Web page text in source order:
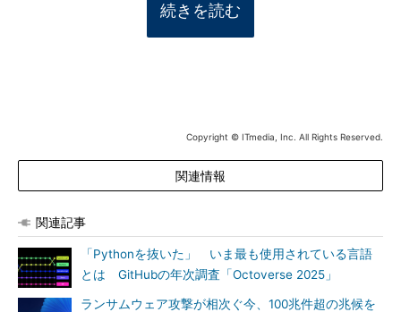
続きを読む
Copyright © ITmedia, Inc. All Rights Reserved.
関連情報
関連記事
「Pythonを抜いた」 いま最も使用されている言語
とは GitHubの年次調査「Octoverse 2025」
ランサムウェア攻撃が相次ぐ今、100兆件超の兆候を